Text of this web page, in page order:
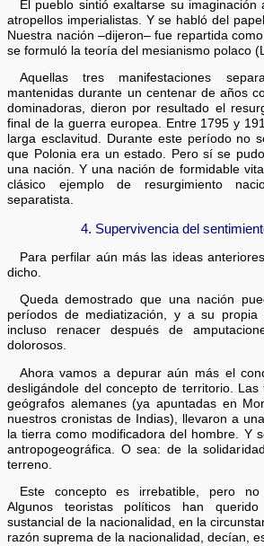
El pueblo sintió exaltarse su imaginación
atropellos imperialistas. Y se habló del
Nuestra nación –dijeron– fue repartida
se formuló la teoría del mesianismo polaco
Aquellas tres manifestaciones
mantenidas durante un centenar de años
dominadoras, dieron por resultado el
final de la guerra europea. Entre 1795 y
larga esclavitud. Durante este período no
que Polonia era un estado. Pero sí se
una nación. Y una nación de formidable
clásico ejemplo de resurgimiento
separatista.
4. Supervivencia del
Para perfilar aún más las ideas
dicho.
Queda demostrado que una nación
períodos de mediatización, y a su propia
incluso renacer después de
dolorosos.
Ahora vamos a depurar aún más el
desligándole del concepto de territorio.
geógrafos alemanes (ya apuntadas en
nuestros cronistas de Indias), llevaron a
la tierra como modificadora del hombre. Y
antropogeográfica. O sea: de la
terreno.
Este concepto es irrebatible, pero no
Algunos teoristas políticos han
sustancial de la nacionalidad, en la
razón suprema de la nacionalidad, decían,